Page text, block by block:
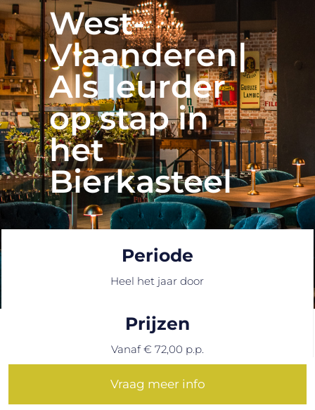
West-
Vlaanderen|
Als leurder
op stap in
het
Bierkasteel
Periode
Heel het jaar door
Prijzen
Vanaf € 72,00 p.p.
Vraag meer info